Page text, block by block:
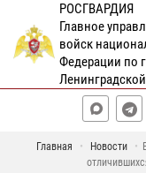
РОСГВАРДИЯ
Главное
войск
Федерации по
Главная Новости